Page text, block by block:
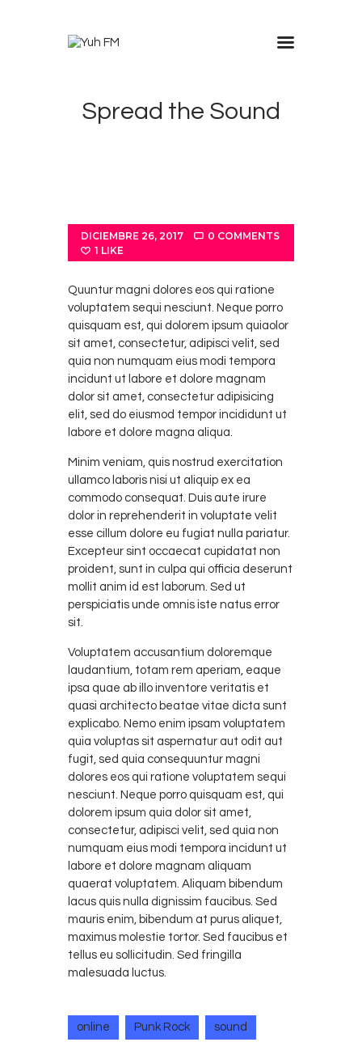
Spread the Sound
Nosotros
DICIEMBRE 26, 2017 0 COMMENTS
1 LIKE
Quuntur magni dolores eos qui ratione
voluptatem sequi nesciunt. Neque porro
quisquam est, qui dolorem ipsum quiaolor
sit amet, consectetur, adipisci velit, sed
quia non numquam eius modi tempora
incidunt ut labore et dolore magnam
dolor sit amet, consectetur adipisicing
elit, sed do eiusmod tempor incididunt ut
labore et dolore magna aliqua.
Minim veniam, quis nostrud exercitation
ullamco laboris nisi ut aliquip ex ea
commodo consequat. Duis aute irure
dolor in reprehenderit in voluptate velit
esse cillum dolore eu fugiat nulla pariatur.
Excepteur sint occaecat cupidatat non
proident, sunt in culpa qui officia deserunt
mollit anim id est laborum. Sed ut
perspiciatis unde omnis iste natus error
sit.
Voluptatem accusantium doloremque
laudantium, totam rem aperiam, eaque
ipsa quae ab illo inventore veritatis et
quasi architecto beatae vitae dicta sunt
explicabo. Nemo enim ipsam voluptatem
quia voluptas sit aspernatur aut odit aut
fugit, sed quia consequuntur magni
dolores eos qui ratione voluptatem sequi
nesciunt. Neque porro quisquam est, qui
dolorem ipsum quia dolor sit amet,
consectetur, adipisci velit, sed quia non
numquam eius modi tempora incidunt ut
labore et dolore magnam aliquam
quaerat voluptatem. Aliquam bibendum
lacus quis nulla dignissim faucibus. Sed
mauris enim, bibendum at purus aliquet,
maximus molestie tortor. Sed faucibus et
tellus eu sollicitudin. Sed fringilla
malesuada luctus.
online Punk Rock sound